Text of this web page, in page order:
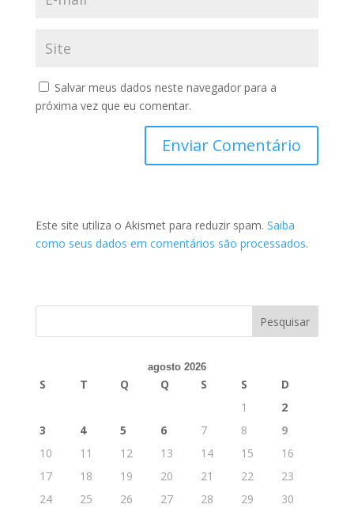
Salvar meus dados neste navegador para a
próxima vez que eu comentar.
Este site utiliza o Akismet para reduzir spam. Saiba
como seus dados em comentários são processados.
agosto 2026
S T Q Q S S
D
1
2
3
4 5 6 7 8
9
10
11 12 13 14 15
16
17
18 19 20 21 22
23
24
25 26 27 28 29
30